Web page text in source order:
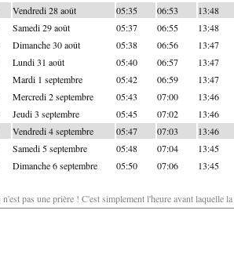
Vendredi 28 août 05:35 06:53 13:48
Samedi 29 août 05:37 06:55 13:48
Dimanche 30 août 05:38 06:56 13:47
Lundi 31 août 05:40 06:57 13:47
Mardi 1 septembre 05:42 06:59 13:47
Mercredi 2 septembre 05:43 07:00 13:46
Jeudi 3 septembre 05:45 07:02 13:46
Vendredi 4 septembre 05:47 07:03 13:46
Samedi 5 septembre 05:48 07:04 13:45
Dimanche 6 septembre 05:50 07:06 13:45
pas une prière ! C'est simplement l'heure avant laquelle